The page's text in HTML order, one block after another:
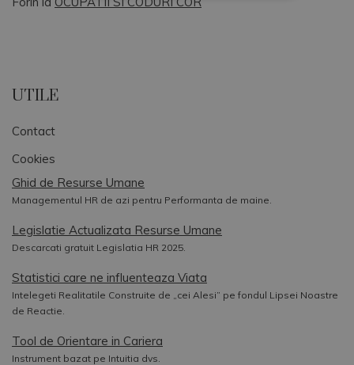
UTILE
Contact
Cookies
Ghid de Resurse Umane
Managementul HR de azi pentru Performanta de maine.
Legislatie Actualizata Resurse Umane
Descarcati gratuit Legislatia HR 2025.
Statistici care ne influenteaza Viata
Intelegeti Realitatile Construite de „cei Alesi” pe fondul Lipsei Noastre
de Reactie.
Tool de Orientare in Cariera
Instrument bazat pe Intuitia dvs.